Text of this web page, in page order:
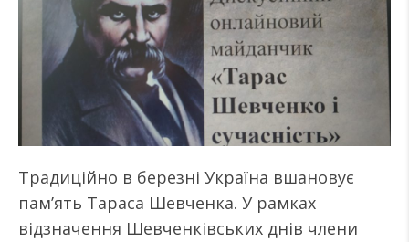
Традиційно в березні Україна вшановує
пам’ять Тараса Шевченка. У рамках
відзначення Шевченківських днів члени